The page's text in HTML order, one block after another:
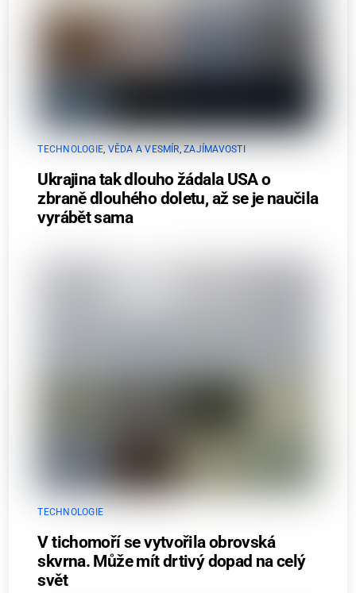
TECHNOLOGIE VĚDA A VESMÍR ,ZAJÍMAVOSTI
Ukrajina tak dlouho žádala USA o
zbraně dlouhého doletu, až se je naučila
vyrábět sama
TECHNOLOGIE
V tichomoří se vytvořila obrovská
skvrna. Může mít drtivý dopad na celý
svět